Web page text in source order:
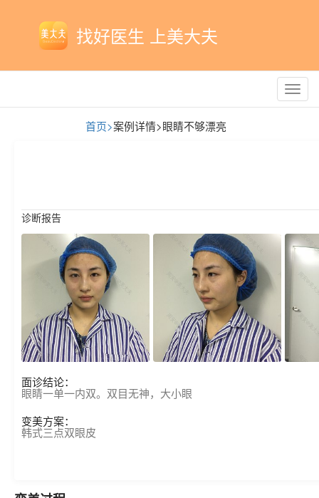
找好医生 上美大夫
首页>案例详情>眼睛不够漂亮
诊断报告
面诊结论：
眼睛一单一内双。双目无神，大小眼
变美方案：
韩式三点双眼皮